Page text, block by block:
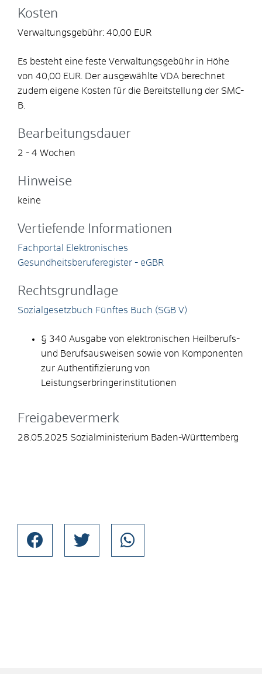
Kosten
Verwaltungsgebühr: 40,00 EUR
Es besteht eine feste Verwaltungsgebühr in Höhe
von 40,00 EUR. Der ausgewählte VDA berechnet
zudem eigene Kosten für die Bereitstellung der SMC-
B.
Bearbeitungsdauer
2 - 4 Wochen
Hinweise
keine
Vertiefende Informationen
Fachportal Elektronisches
Gesundheitsberuferegister - eGBR
Rechtsgrundlage
Sozialgesetzbuch Fünftes Buch (SGB V)
§ 340 Ausgabe von elektronischen Heilberufs-
und Berufsausweisen sowie von Komponenten
zur Authentifizierung von
Leistungserbringerinstitutionen
Freigabevermerk
28.05.2025 Sozialministerium Baden-Württemberg